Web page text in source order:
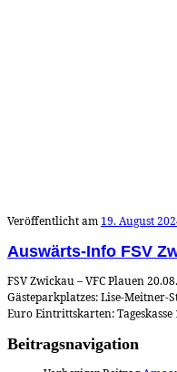
Veröffentlicht am 19. August
Auswärts-Info FSV
FSV Zwickau – VFC Plauen
Gästeparkplatzes: Lise-Meitner-
Euro Eintrittskarten:
Beitragsnavigation